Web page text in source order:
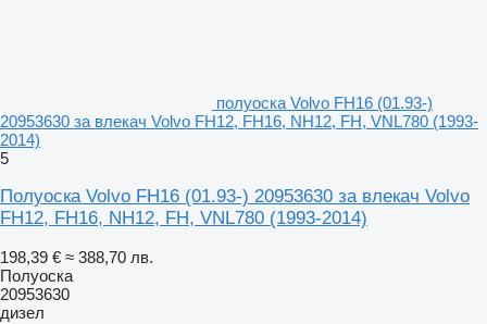
полуоска Volvo FH16 (01.93-)
20953630 за влекач Volvo FH12, FH16, NH12, FH, VNL780 (1993-
2014)
5
Полуоска Volvo FH16 (01.93-) 20953630 за влекач Volvo
FH12, FH16, NH12, FH, VNL780 (1993-2014)
198,39 € ≈ 388,70 лв.
Полуоска
20953630
дизел